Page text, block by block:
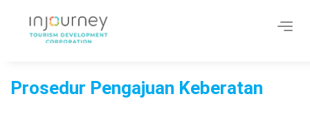
Prosedur Pengajuan Keberatan